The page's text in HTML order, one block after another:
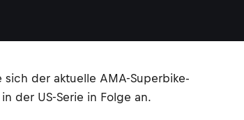
der aktuelle AMA-Superbike-
der US-Serie in Folge an.